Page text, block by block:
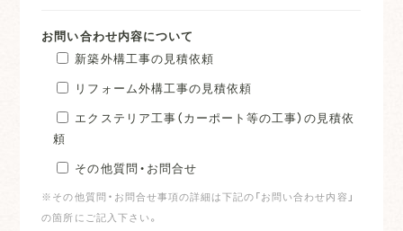
お問い合わせ内容について
新築外構工事の見積依頼
リフォーム外構工事の見積依頼
エクステリア工事（カーポート等の工事）の見積依
頼
その他質問・お問合せ
※その他質問・お問合せ事項の詳細は下記の「お問い合わせ内容」
の箇所にご記入下さい。